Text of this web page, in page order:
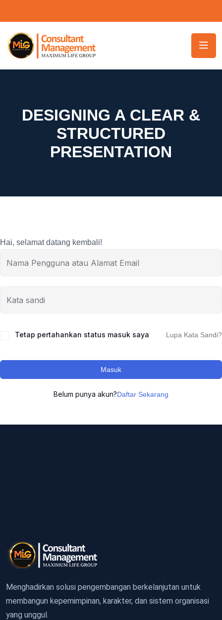
DESIGNING A CLEAR &
STRUCTURED
PRESENTATION
Hai, selamat datang kembali!
Tetap pertahankan status masuk saya Lupa Kata Sandi?
Masuk
Belum punya akun?Daftar Sekarang
Menghadirkan solusi pengembangan berkelanjutan untuk
membangun kepemimpinan, karakter, dan sistem organisasi
yang unggul.